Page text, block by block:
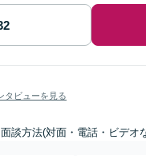
タビューを見る
面談方法(対面・電話・ビデオ